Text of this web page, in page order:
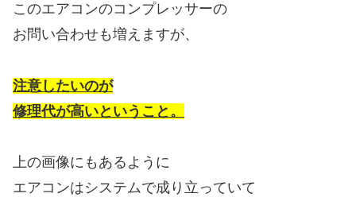
このエアコンのコンプレッサーの
お問い合わせも増えますが、
注意したいのが
修理代が高いということ。
上の画像にもあるように
エアコンはシステムで成り立っていて